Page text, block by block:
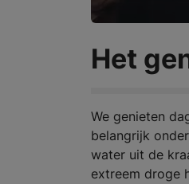
Het
We genieten
belangrijk
water uit de
extreem droge